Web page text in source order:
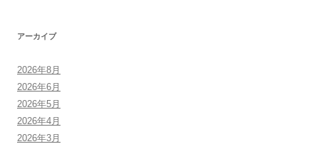
アーカイブ
2026年8月
2026年6月
2026年5月
2026年4月
2026年3月